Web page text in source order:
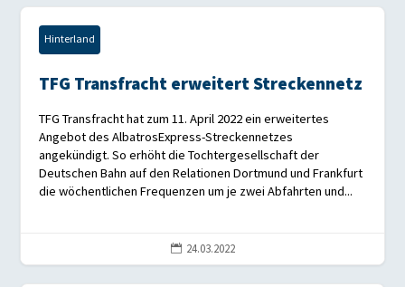
Hinterland
TFG Transfracht erweitert Streckennetz
TFG Transfracht hat zum 11. April 2022 ein erweitertes
Angebot des AlbatrosExpress-Streckennetzes
angekündigt. So erhöht die Tochtergesellschaft der
Deutschen Bahn auf den Relationen Dortmund und Frankfurt
die wöchentlichen Frequenzen um je zwei Abfahrten und...
 24.03.2022